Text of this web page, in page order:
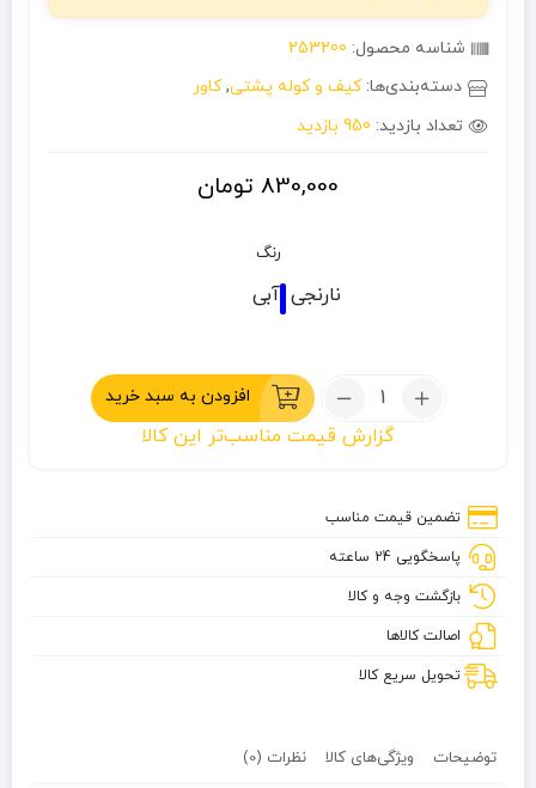
شناسه محصول: 253200
دسته‌بندی‌ها:کیف و کوله پشتی,کاور
تعداد بازدید: 950 بازدید
830,000 تومان
رنگ
نارنجی آبی
تعداد:
کوله
لیتر
چانوداگ
افزودن به سبد خرید
گزارش قیمت مناسب‌تر این کالا
تضمین قیمت مناسب
پاسخگویی 24 ساعته
بازگشت وجه و کالا
اصالت کالاها
تحویل سریع کالا
توضیحات ویژگی‌های کالا نظرات (0)